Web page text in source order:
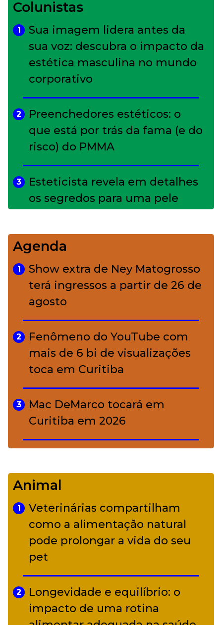
Colunistas
1
Sua imagem lidera antes da
sua voz: descubra o impacto da
estética masculina no mundo
corporativo
2
Preenchedores estéticos: o
que está por trás da fama (e do
risco) do PMMA
3
Esteticista revela em detalhes
os segredos para uma pele
4
Bolsas de palha e ráfia: o
charme rústico que
conquistou o luxo
A ciência por trás da skincare: a
função de cada ativo
Agenda
1
Show extra de Ney Matogrosso
terá ingressos a partir de 26 de
agosto
2
Fenômeno do YouTube com
mais de 6 bi de visualizações
toca em Curitiba
3
Mac DeMarco tocará em
Curitiba em 2026
Camerata tem repertório
diverso a partir de R$ 17
Adriana Calcanhotto retoma
alter ego infantil para show em
Curitiba
Animal
1
Veterinárias compartilham
como a alimentação natural
pode prolongar a vida do seu
pet
2
Longevidade e equilíbrio: o
impacto de uma rotina